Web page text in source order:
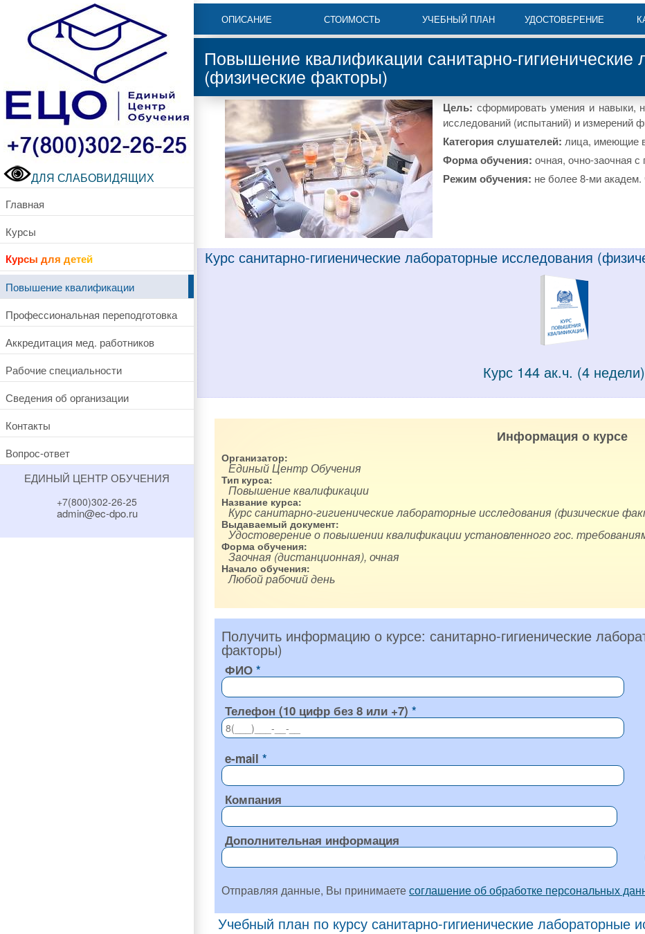
ДЛЯ СЛАБОВИДЯЩИХ
Главная
Курсы
Курсы для детей
Повышение квалификации
Профессиональная переподготовка
Аккредитация мед. работников
Рабочие специальности
Сведения об организации
Контакты
Вопрос-ответ
ЕДИНЫЙ ЦЕНТР ОБУЧЕНИЯ
+7(800)302-26-25
admin@ec-dpo.ru
ОПИСАНИЕ СТОИМОСТЬ УЧЕБНЫЙ ПЛАН УДОСТОВЕРЕНИЕ
Повышение квалификации санитарно-гигиенические
(физические факторы)
Цель: сформировать умения и навыки,
исследований (испытаний) и измерений
Категория слушателей: лица, имеющие
Форма обучения: очная, очно-заочная
Режим обучения: не более 8-ми академ.
Курс санитарно-гигиенические лабораторные исследования
Курс 144 ак.ч. (4 недели)
Информация о курсе
Организатор:
Единый Центр Обучения
Тип курса:
Повышение квалификации
Название курса:
Курс санитарно-гигиенические лабораторные исследования (физические
Выдаваемый документ:
Удостоверение о повышении квалификации установленного гос.
Форма обучения:
Заочная (дистанционная), очная
Начало обучения:
Любой рабочий день
Получить информацию о курсе: санитарно-гигиенические
факторы)
ФИО
Телефон (10 цифр без 8 или +7)
e-mail
Компания
Дополнительная информация
Отправляя данные, Вы принимаетесоглашение об обработке персональных
Учебный план по курсу санитарно-гигиенические лабораторные